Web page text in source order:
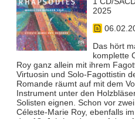
2025
Das hört
komplette
Roy ganz allein mit ihrem
Virtuosin und Solo-Fagottistin
Romande räumt auf mit dem
Instrument unter den
Solisten eignen. Schon vor
Céleste-Marie Roy, ebenfalls